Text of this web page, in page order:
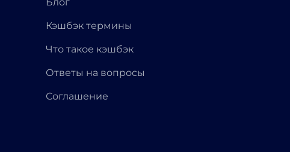
Кэшбэк термины
Что такое кэшбэк
Ответы на вопросы
Соглашение